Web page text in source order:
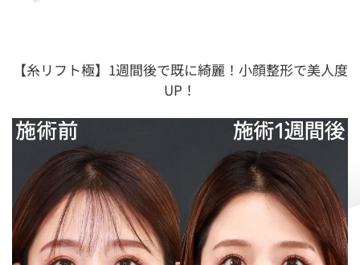
【糸リフト極】1週間後で既に綺麗！小顔整形で美人度
UP！